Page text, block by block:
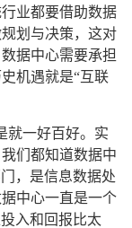
业都要借助数据
划与决策，这对
据中心需要承担
机遇就是“互联
一好百好。实
们都知道数据中
，是信息数据处
中心一直是一个
入和回报比太